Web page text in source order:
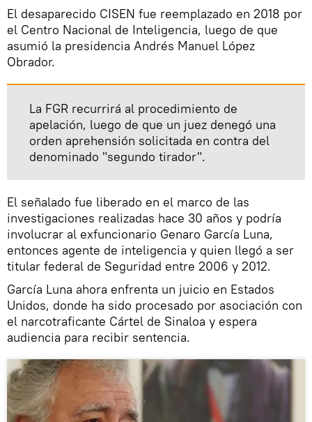
El desaparecido CISEN fue reemplazado en 2018 por
el Centro Nacional de Inteligencia, luego de que
asumió la presidencia Andrés Manuel López
Obrador.
La FGR recurrirá al procedimiento de
apelación, luego de que un juez denegó una
orden aprehensión solicitada en contra del
denominado "segundo tirador".
El señalado fue liberado en el marco de las
investigaciones realizadas hace 30 años y podría
involucrar al exfuncionario Genaro García Luna,
entonces agente de inteligencia y quien llegó a ser
titular federal de Seguridad entre 2006 y 2012.
García Luna ahora enfrenta un juicio en Estados
Unidos, donde ha sido procesado por asociación con
el narcotraficante Cártel de Sinaloa y espera
audiencia para recibir sentencia.